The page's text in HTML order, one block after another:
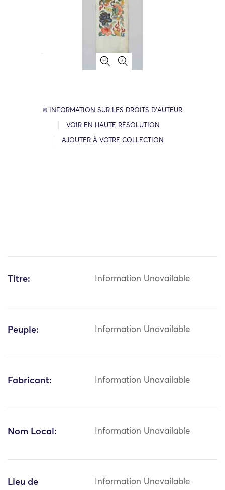
© INFORMATION SUR LES DROITS D’AUTEUR
VOIR EN HAUTE RÉSOLUTION
AJOUTER À VOTRE COLLECTION
Titre: Information Unavailable
Peuple: Information Unavailable
Fabricant: Information Unavailable
Nom Local: Information Unavailable
Lieu de
Information Unavailable